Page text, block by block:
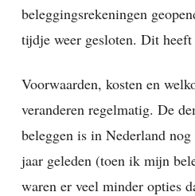
beleggingsrekeningen
tijdje weer gesloten. Dit heeft
Voorwaarden, kosten en
veranderen regelmatig. De
beleggen is in Nederland
jaar geleden (toen ik mijn
waren er veel minder opties